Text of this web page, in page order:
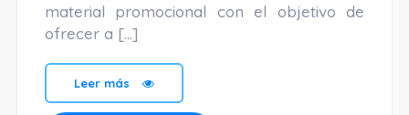
material promocional con el objetivo de
ofrecer a […]
Leer más